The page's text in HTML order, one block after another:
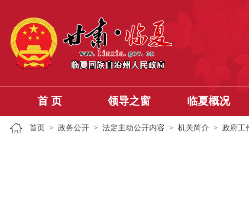
首 页 领导之窗 临夏概况
首页 > 政务公开 > 法定主动公开内容 > 机关简介 > 政府工